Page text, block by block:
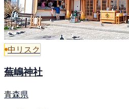
中リスク
蕪嶋神社
青森県